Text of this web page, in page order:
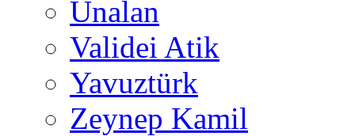
Ünalan
Validei Atik
Yavuztürk
Zeynep Kamil